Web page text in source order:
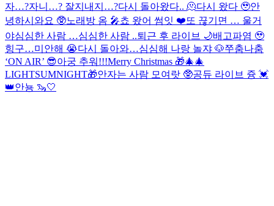
자…?자니…? 잘지내지…?다시 돌아왔다.. 🫠다시 왔다 🥹안
녕하시와요 🥸노래방 옴 🎤쵸 왔어 썸잇 ❤️또 끊기면 … 울거
야심심한 사람 …심심한 사람 ..퇴근 후 라이브 🌙배고파염 🥹
힝구…미안해 😭다시 돌아와…심심해 나랑 놀쟈 🐶쭈춤나춤
‘ON AIR’ 😎아궁 추워!!!Merry Christmas 🎁🎄🎄
LIGHTSUMNIGHT🎁안자는 사람 모여랏 🥸공듀 라이브 즁 💓
👑안뇽 🦦🤍